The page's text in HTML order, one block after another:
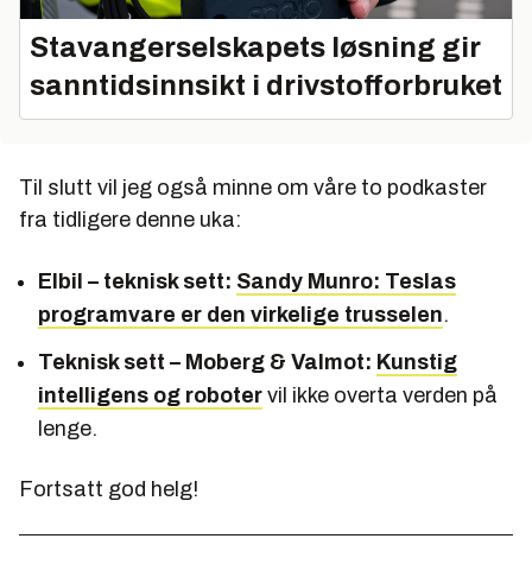
Stavangerselskapets løsning gir
sanntidsinnsikt i drivstofforbruket
Til slutt vil jeg også minne om våre to podkaster
fra tidligere denne uka:
Elbil – teknisk sett: Sandy Munro: Teslas
programvare er den virkelige trusselen.
Teknisk sett – Moberg & Valmot: Kunstig
intelligens og roboter vil ikke overta verden på
lenge.
Fortsatt god helg!